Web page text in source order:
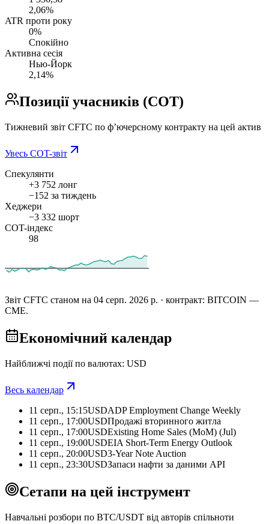
2,06%
ATR проти року
0%
Спокійно
Активна сесія
Нью-Йорк
2,14%
Позиції учасників (COT)
Тижневий звіт CFTC по фʼючерсному контракту на цей актив
Увесь COT-звіт
Спекулянти
+3 752 лонг
−152 за тиждень
Хеджери
−3 332 шорт
COT-індекс
98
Звіт CFTC станом на 04 серп. 2026 р. · контракт: BITCOIN —
CME.
Економічний календар
Найближчі події по валютах: USD
Весь календар
11 серп., 15:15USDADP Employment Change Weekly
11 серп., 17:00USDПродажі вторинного житла
11 серп., 17:00USDExisting Home Sales (MoM) (Jul)
11 серп., 19:00USDEIA Short-Term Energy Outlook
11 серп., 20:00USD3-Year Note Auction
11 серп., 23:30USDЗапаси нафти за даними API
Сетапи на цей інструмент
Навчальні розбори по BTC/USDT від авторів спільноти